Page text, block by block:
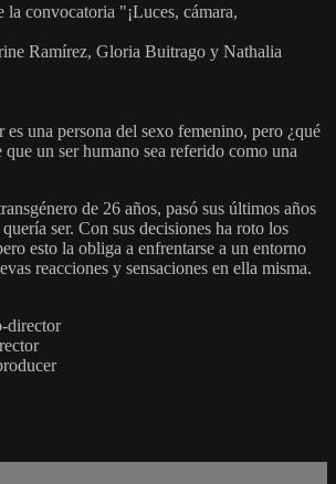
la convocatoria "¡Luces, cámara,
Ramírez, Gloria Buitrago y Nathalia
es una persona del sexo femenino, pero ¿qué
un ser humano sea referido como una
de 26 años, pasó sus últimos años
ser. Con sus decisiones ha roto los
esto la obliga a enfrentarse a un entorno
reacciones y sensaciones en ella misma.
director